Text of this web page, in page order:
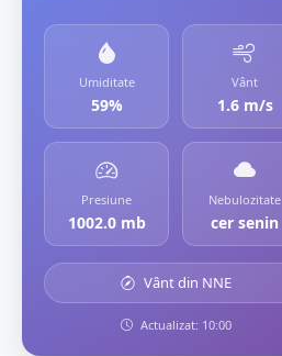
Umiditate
59%
Vânt
1.6 m/s
Presiune
1002.0 mb
Nebulozitate
cer senin
Vânt din NNE
Actualizat: 10:00